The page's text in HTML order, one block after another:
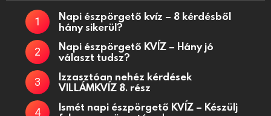
Napi észpörgető kvíz – 8 kérdésből
hány sikerül?
Napi észpörgető KVÍZ – Hány jó
választ tudsz?
Izzasztóan nehéz kérdések
VILLÁMKVÍZ 8. rész
Ismét napi észpörgető KVÍZ – Készülj